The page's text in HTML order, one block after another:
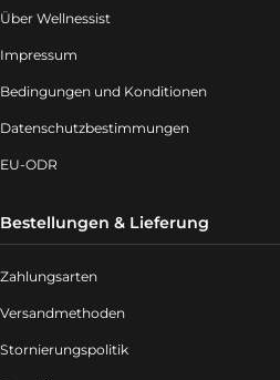
Über Wellnessist
Impressum
Bedingungen und Konditionen
Datenschutzbestimmungen
EU-ODR
Bestellungen & Lieferung
Zahlungsarten
Versandmethoden
Stornierungspolitik